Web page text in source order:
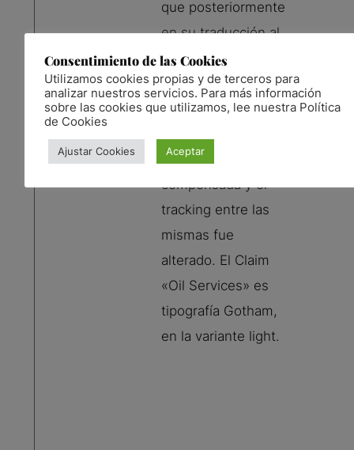
que posteriormente
en su traducción al
árabe fuese más
legible. Los cantos
de las letras fueron
altura fue
compensada y el
tracking entre las
mismas fue
alterado. El Claim
«Oil Services» es
tipografía Gotham,
en la variante light.
Consentimiento de las Cookies
Utilizamos cookies propias y de terceros para
analizar nuestros servicios. Para más información
sobre las cookies que utilizamos, lee nuestra Política
de Cookies
Ajustar Cookies Aceptar